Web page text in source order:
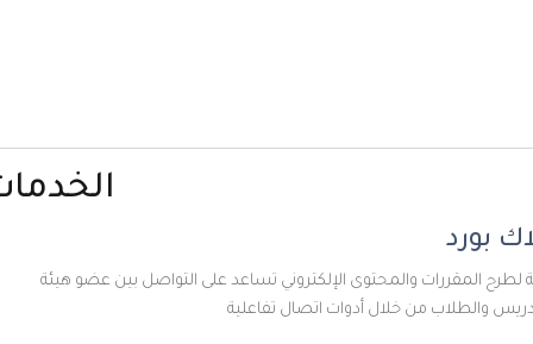
الخدمات
المقررات والمحتوى الإلكتروني تساعد على التواصل بين عضو هيئة
من خلال أدوات اتصال تفاعلية